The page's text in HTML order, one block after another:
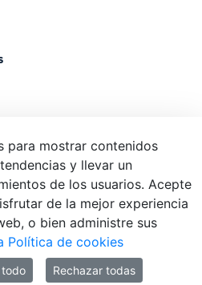
de Donostia / San Sebastián
Sebastián
para mostrar contenidos
y llevar un
de los usuarios. Acepte
de la mejor experiencia
o bien administre sus
Política de cookies
Rechazar todas